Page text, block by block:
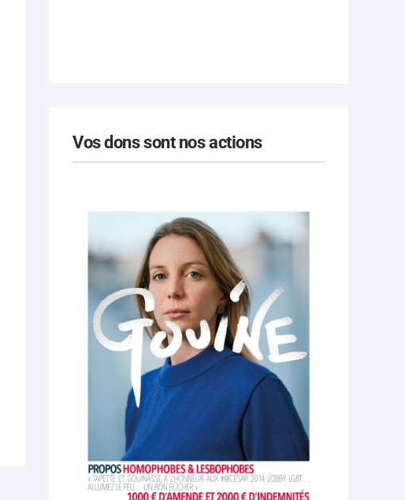
Vos dons sont nos actions